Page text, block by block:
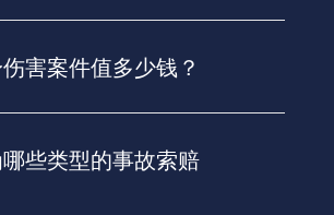
害案件值多少钱？
些类型的事故索赔